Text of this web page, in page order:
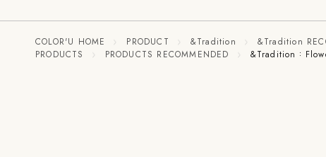
COLOR'U HOME PRODUCT &Tradition &Tradition
PRODUCTS
PRODUCTS RECOMMENDED &Tradition：